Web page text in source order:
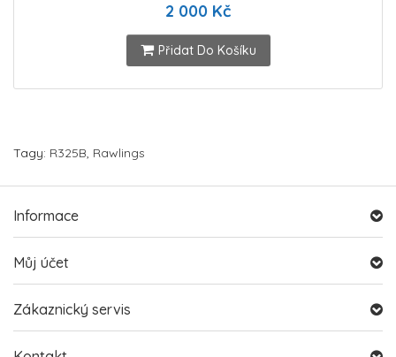
2 000 Kč
Přidat Do Košíku
Tagy: R325B, Rawlings
Informace
Můj účet
Zákaznický servis